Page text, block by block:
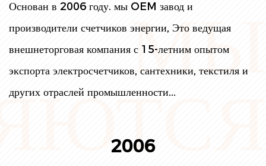
МЫ
Основан в 2006 году. мы OEM завод и
производители счетчиков энергии, Это ведущая
внешнеторговая компания с 15-летним опытом
экспорта электросчетчиков, сантехники, текстиля и
других отраслей промышленности...
2006